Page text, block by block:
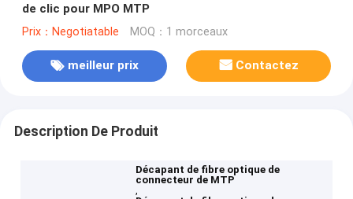
de clic pour MPO MTP
Prix：Negotiatable MOQ：1 morceaux
meilleur prix Contactez
Description De Produit
Décapant de fibre optique de
connecteur de MTP
,